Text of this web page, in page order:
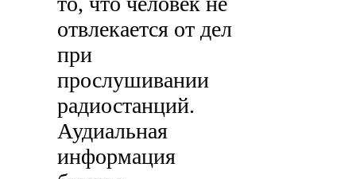
отвлекается от дел
при
прослушивании
радиостанций.
Аудиальная
информация